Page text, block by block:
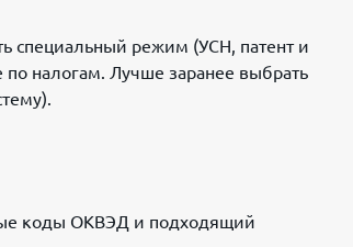
специальный режим (УСН, патент и
налогам. Лучше заранее выбрать
коды ОКВЭД и подходящий